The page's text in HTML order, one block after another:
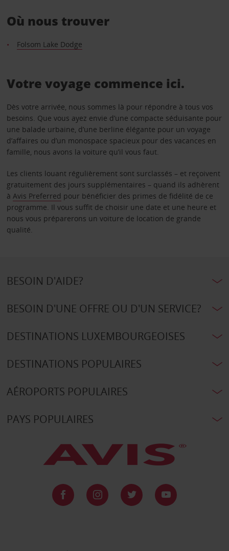
Où nous trouver
Folsom Lake Dodge
Votre voyage commence ici.
Dès votre arrivée, nous sommes là pour répondre à tous vos
besoins. Que vous ayez envie d’une compacte séduisante pour
une balade urbaine, d’une berline élégante pour un voyage
d’affaires ou d’un monospace spacieux pour des vacances en
famille, nous avons la voiture qu’il vous faut.
Les clients louant régulièrement sont surclassés – et reçoivent
gratuitement des jours supplémentaires – quand ils adhèrent
à Avis Preferred pour bénéficier des primes de fidélité de ce
programme. Il vous suffit de choisir une date et une heure et
nous vous préparerons un voiture de location de grande
qualité.
BESOIN D'AIDE?
BESOIN D'UNE OFFRE OU D'UN SERVICE?
DESTINATIONS LUXEMBOURGEOISES
DESTINATIONS POPULAIRES
AÉROPORTS POPULAIRES
PAYS POPULAIRES